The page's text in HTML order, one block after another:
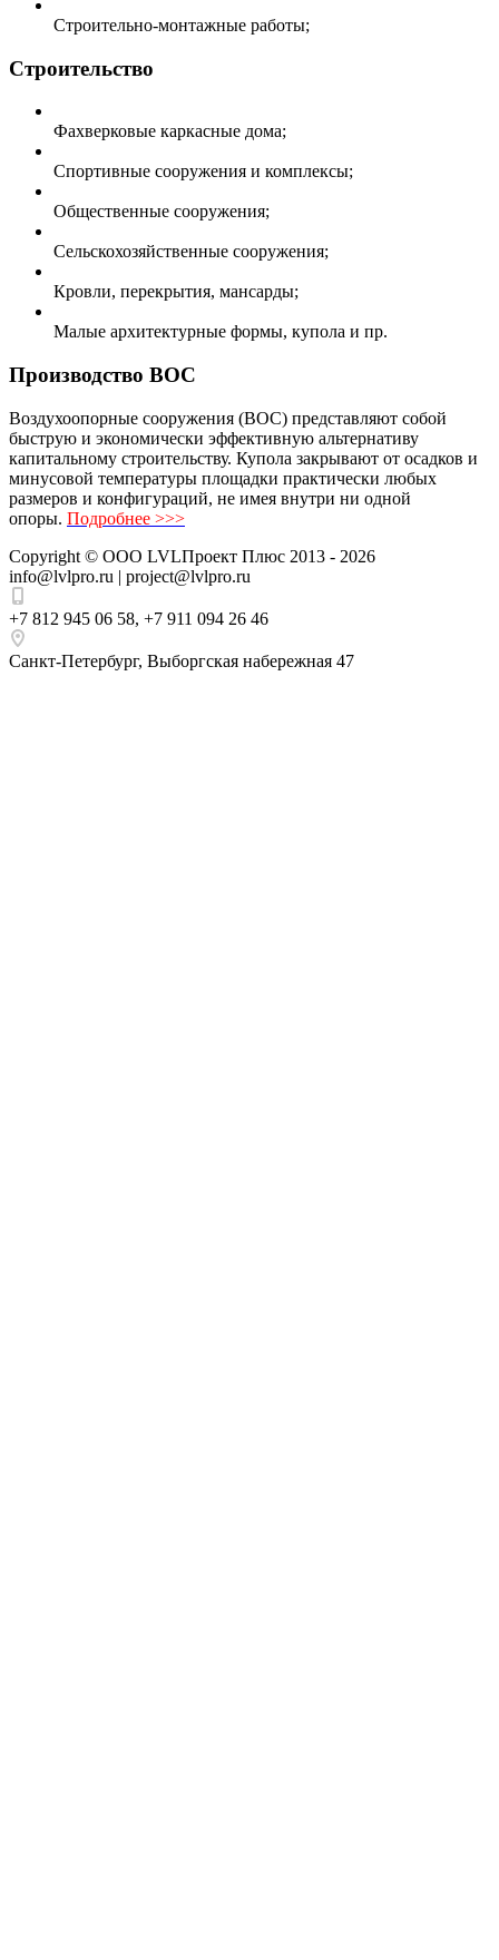
Строительно-монтажные работы;
Строительство
Фахверковые каркасные дома;
Спортивные сооружения и комплексы;
Общественные сооружения;
Сельскохозяйственные сооружения;
Кровли, перекрытия, мансарды;
Малые архитектурные формы, купола и пр.
Производство ВОС
Воздухоопорные сооружения (ВОС) представляют собой
быструю и экономически эффективную альтернативу
капитальному строительству. Купола закрывают от осадков и
минусовой температуры площадки практически любых
размеров и конфигураций, не имея внутри ни одной
опоры. Подробнее >>>
Copyright © ООО LVLПроект Плюс 2013 - 2026
info@lvlpro.ru | project@lvlpro.ru
+7 812 945 06 58, +7 911 094 26 46
Санкт-Петербург, Выборгская набережная 47